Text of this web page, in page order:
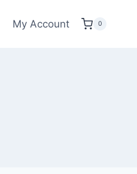
My Account 0